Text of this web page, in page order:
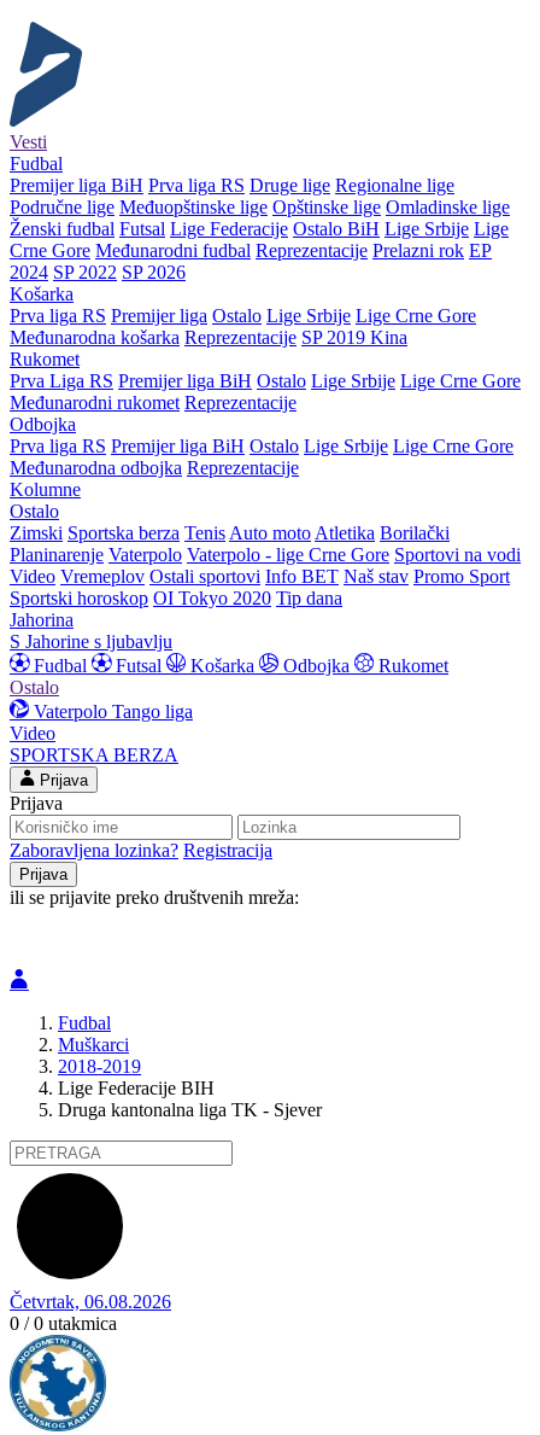
Vesti
Fudbal
Premijer liga BiH Prva liga RS Druge lige Regionalne lige
Područne lige Međuopštinske lige Opštinske lige Omladinske lige
Ženski fudbal Futsal Lige Federacije Ostalo BiH Lige Srbije Lige
Crne Gore Međunarodni fudbal Reprezentacije Prelazni rok EP
2024 SP 2022 SP 2026
Košarka
Prva liga RS Premijer liga Ostalo Lige Srbije Lige Crne Gore
Međunarodna košarka Reprezentacije SP 2019 Kina
Rukomet
Prva Liga RS Premijer liga BiH Ostalo Lige Srbije Lige Crne Gore
Međunarodni rukomet Reprezentacije
Odbojka
Prva liga RS Premijer liga BiH Ostalo Lige Srbije Lige Crne Gore
Međunarodna odbojka Reprezentacije
Kolumne
Ostalo
Zimski Sportska berza Tenis Auto moto Atletika Borilački
Planinarenje Vaterpolo Vaterpolo - lige Crne Gore Sportovi na vodi
Video Vremeplov Ostali sportovi Info BET Naš stav Promo Sport
Sportski horoskop OI Tokyo 2020 Tip dana
Jahorina
S Jahorine s ljubavlju
Fudbal
Futsal Košarka Odbojka
Rukomet
Ostalo
Vaterpolo Tango liga
Video
SPORTSKA BERZA
Prijava
Prijava
Zaboravljena lozinka? Registracija
ili se prijavite preko društvenih mreža:
Fudbal
Muškarci
2018-2019
Lige Federacije BIH
Druga kantonalna liga TK - Sjever
Četvrtak, 06.08.2026
0 / 0 utakmica